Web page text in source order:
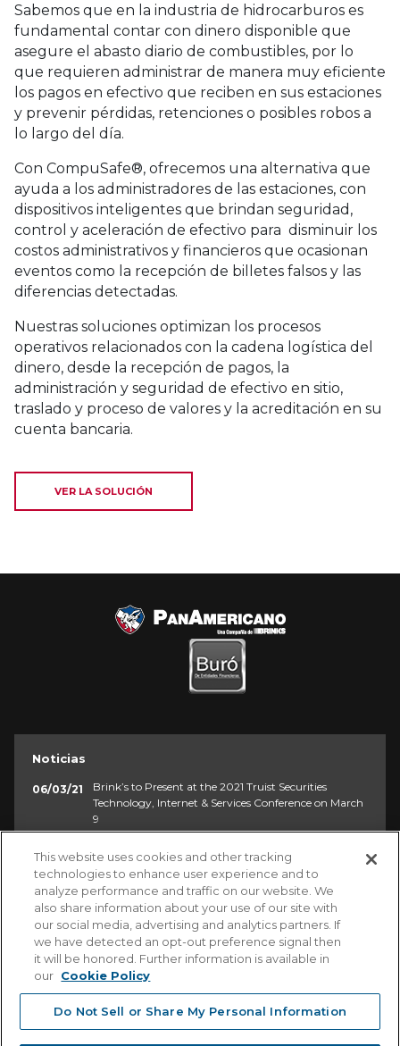
Sabemos que en la industria de hidrocarburos es
fundamental contar con dinero disponible que
asegure el abasto diario de combustibles, por lo
que requieren administrar de manera muy eficiente
los pagos en efectivo que reciben en sus estaciones
y prevenir pérdidas, retenciones o posibles robos a
lo largo del día.
Con CompuSafe®, ofrecemos una alternativa que
ayuda a los administradores de las estaciones, con
dispositivos inteligentes que brindan seguridad,
control y aceleración de efectivo para disminuir los
costos administrativos y financieros que ocasionan
eventos como la recepción de billetes falsos y las
diferencias detectadas.
Nuestras soluciones optimizan los procesos
operativos relacionados con la cadena logística del
dinero, desde la recepción de pagos, la
administración y seguridad de efectivo en sitio,
traslado y proceso de valores y la acreditación en su
cuenta bancaria.
VER LA SOLUCIÓN
Noticias
06/03/21
Brink’s to Present at the 2021 Truist Securities
Technology, Internet & Services Conference on March
9
23/02/21
29/10/20 Brink’s Reports Third Quarter Results
04/06/20
Brink's Completes Next Phase of G4S Cash
Acquisition
This website uses cookies and other tracking
technologies to enhance user experience and to
analyze performance and traffic on our website. We
also share information about your use of our site with
our social media, advertising and analytics partners. If
we have detected an opt-out preference signal then
it will be honored. Further information is available in
our Cookie Policy
Do Not Sell or Share My Personal Information